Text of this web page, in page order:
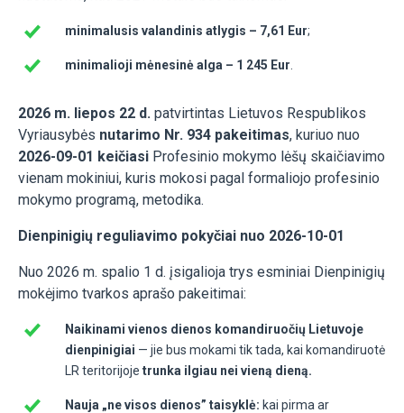
minimalusis valandinis atlygis – 7,61 Eur;
minimalioji mėnesinė alga – 1 245 Eur
2026 m. liepos 22 d. patvirtintas Lietuvos Respublikos
Vyriausybės nutarimo Nr. 934 pakeitimas, kuriuo nuo
2026-09-01 keičiasi Profesinio mokymo lėšų skaičiavimo
vienam mokiniui, kuris mokosi pagal formaliojo profesinio
mokymo programą, metodika.
Dienpinigių reguliavimo pokyčiai nuo 2026-10-01
Nuo 2026 m. spalio 1 d. įsigalioja trys esminiai Dienpinigių
mokėjimo tvarkos aprašo pakeitimai:
Naikinami vienos dienos komandiruočių Lietuvoje
dienpinigiai — jie bus mokami tik tada, kai komandiruotė
LR teritorijoje trunka ilgiau nei vieną dieną.
Nauja „ne visos dienos” taisyklė: kai pirma ar